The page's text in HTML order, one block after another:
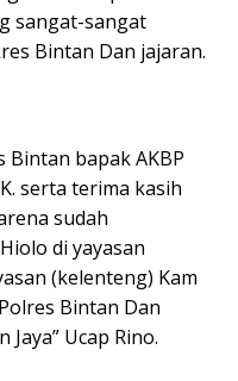
sangat-sangat
Bintan Dan jajaran.
Bintan bapak AKBP
serta terima kasih
sudah
di yayasan
(kelenteng) Kam
Bintan Dan
Ucap Rino.